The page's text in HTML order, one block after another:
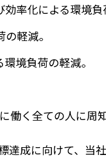
率化による環境負
軽減。
境負荷の軽減。
働く全ての人に周
成に向けて、当